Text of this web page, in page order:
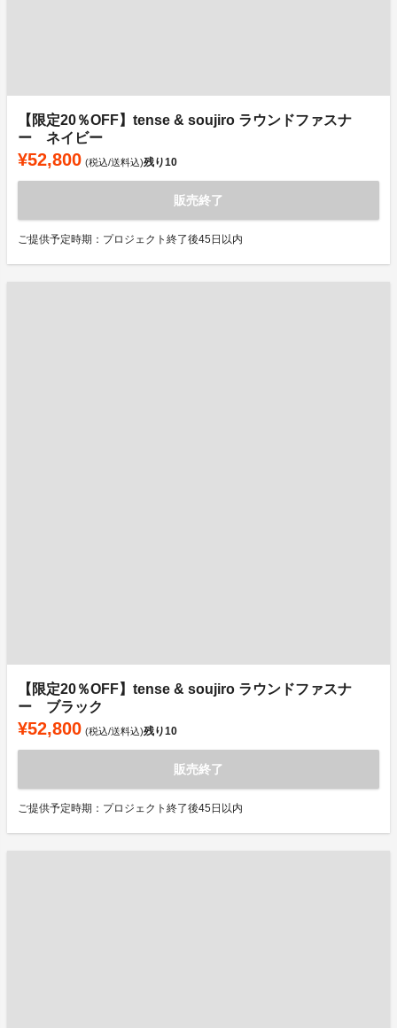
【限定20％OFF】tense & soujiro ラウンドファスナ
ー ネイビー
¥52,800 (税込/送料込)残り10
販売終了
ご提供予定時期：プロジェクト終了後45日以内
【限定20％OFF】tense & soujiro ラウンドファスナ
ー ブラック
¥52,800 (税込/送料込)残り10
販売終了
ご提供予定時期：プロジェクト終了後45日以内